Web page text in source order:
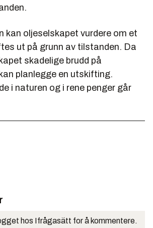
kan oljeselskapet vurdere om et
ut på grunn av tilstanden. Da
skadelige brudd på
planlegge en utskifting.
i naturen og i rene penger går
hos Ifrågasätt for å kommentere.